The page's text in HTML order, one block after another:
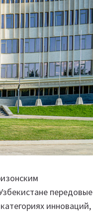
передовые
инноваций,